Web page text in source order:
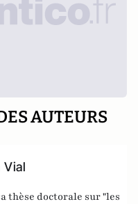
AUTEURS
Vial
thèse doctorale sur "les